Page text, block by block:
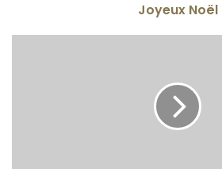
Joyeux Noël